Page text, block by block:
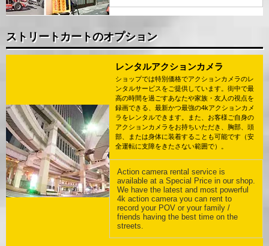
ストリートカートのオプション
レンタルアクションカメラ
ショップでは特別価格でアクションカメラのレ
ンタルサービスをご提供しています。街中で最
高の時間を過ごすあなたや家族・友人の視点を
録画できる、最新かつ最強の4kアクションカメ
ラをレンタルできます。また、お客様ご自身の
アクションカメラをお持ちいただき、胸部、頭
部、または身体に装着することも可能です（安
全運転に支障をきたさない範囲で）。
Action camera rental service is
available at a Special Price in our shop.
We have the latest and most powerful
4k action camera you can rent to
record your POV or your family /
friends having the best time on the
streets.